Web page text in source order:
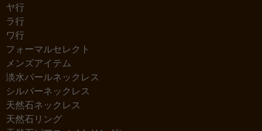
ヤ行
ラ行
ワ行
フォーマルセレクト
メンズアイテム
淡水パールネックレス
シルバーネックレス
天然石ネックレス
天然石リング